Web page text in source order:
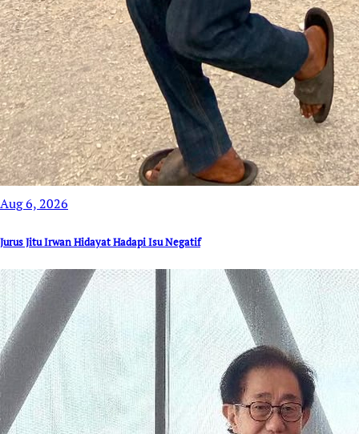
Aug 6, 2026
Jurus Jitu Irwan Hidayat Hadapi Isu Negatif